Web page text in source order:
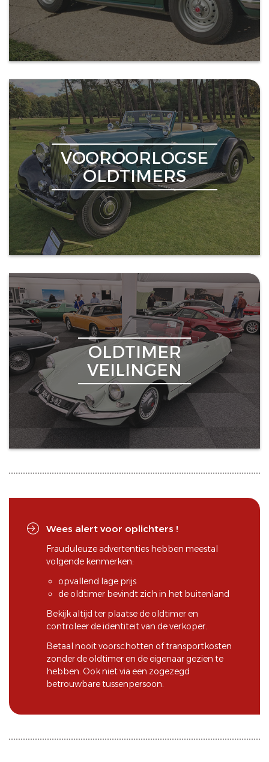
VOOROORLOGSE
OLDTIMERS
OLDTIMER
VEILINGEN
Wees alert voor oplichters !
Frauduleuze advertenties hebben meestal
volgende kenmerken:
opvallend lage prijs
de oldtimer bevindt zich in het buitenland
Bekijk altijd ter plaatse de oldtimer en
controleer de identiteit van de verkoper.
Betaal nooit voorschotten of transportkosten
zonder de oldtimer en de eigenaar gezien te
hebben. Ook niet via een zogezegd
betrouwbare tussenpersoon.